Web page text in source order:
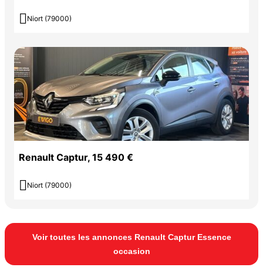
 Niort (79000)
Renault Captur, 15 490 €
 Niort (79000)
Voir toutes les annonces Renault Captur Essence
occasion